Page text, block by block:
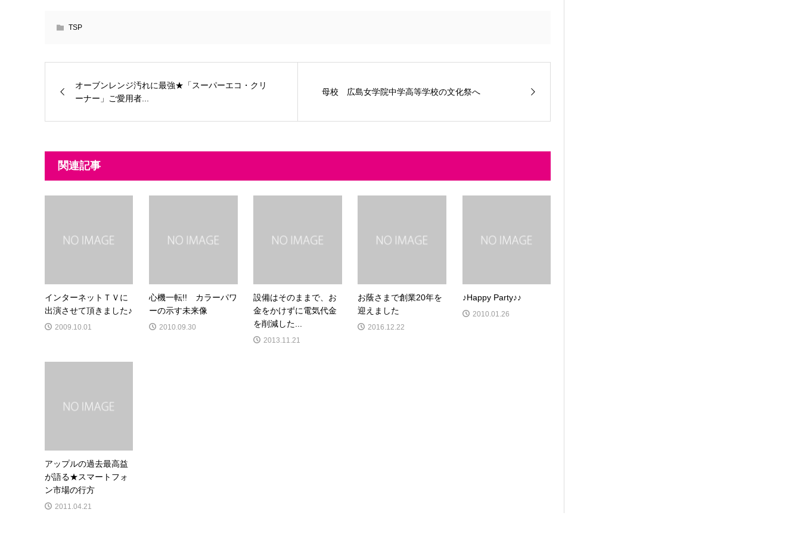
TSP
オーブンレンジ汚れに最強★「スーパーエコ・クリ
ーナー」ご愛用者...
母校 広島女学院中学高等学校の文化祭へ
関連記事
インターネットＴＶに
出演させて頂きました♪
2009.10.01
心機一転!! カラーパワ
ーの示す未来像
2010.09.30
設備はそのままで、お
金をかけずに電気代金
を削減した...
2013.11.21
お蔭さまで創業20年を
迎えました
2016.12.22
♪Happy Party♪♪
2010.01.26
アップルの過去最高益
が語る★スマートフォ
ン市場の行方
2011.04.21